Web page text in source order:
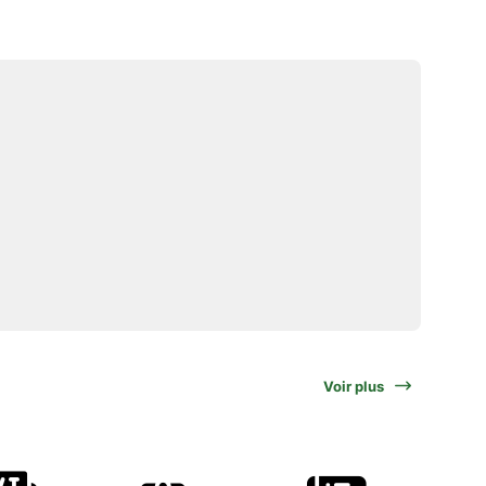
Voir plus